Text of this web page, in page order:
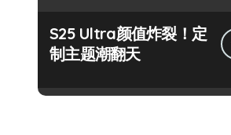
S25 Ultra颜值炸裂！定
制主题潮翻天